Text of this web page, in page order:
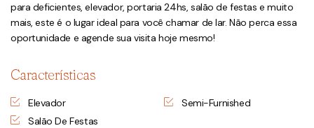
para deficientes, elevador, portaria 24hs, salão de festas e muito
mais, este é o lugar ideal para você chamar de lar. Não perca essa
oportunidade e agende sua visita hoje mesmo!
Características
Elevador
Salão De Festas
Semi-Furnished